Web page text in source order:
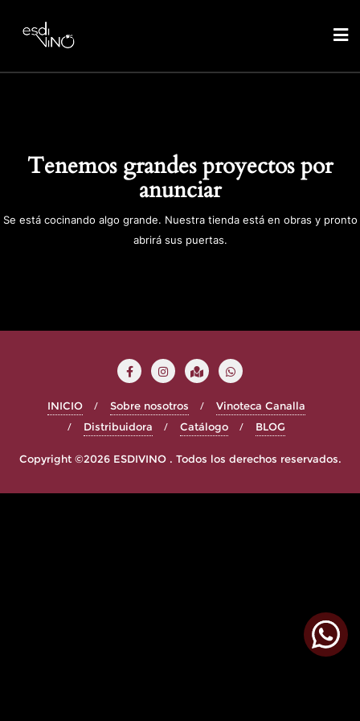
Tenemos grandes proyectos por
anunciar
Se está cocinando algo grande. Nuestra tienda está en obras y pronto
abrirá sus puertas.
INICIO Sobre nosotros
Vinoteca Canalla
Distribuidora
Catálogo BLOG
Copyright ©2026 ESDIVINO . Todos los derechos reservados.